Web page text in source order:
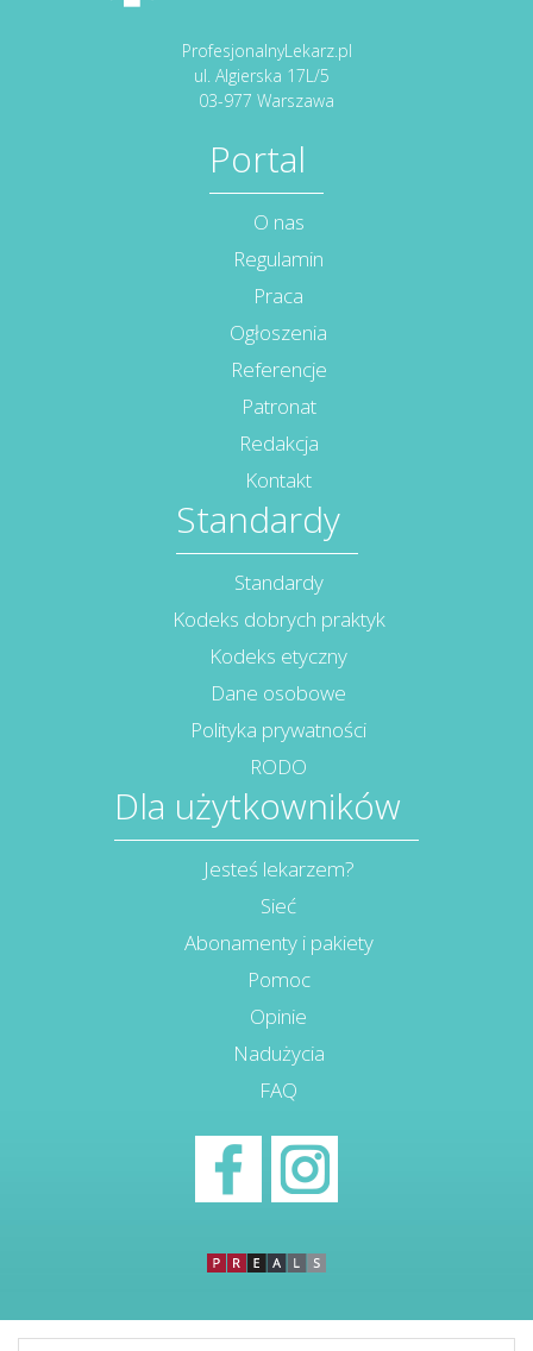
ProfesjonalnyLekarz.pl
ul. Algierska 17L/5
03-977 Warszawa
Portal
O nas
Regulamin
Praca
Ogłoszenia
Referencje
Patronat
Redakcja
Kontakt
Standardy
Standardy
Kodeks dobrych praktyk
Kodeks etyczny
Dane osobowe
Polityka prywatności
RODO
Dla użytkowników
Jesteś lekarzem?
Sieć
Abonamenty i pakiety
Pomoc
Opinie
Nadużycia
FAQ